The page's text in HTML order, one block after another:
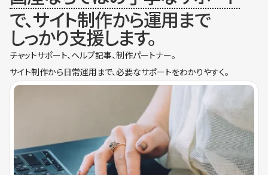
で、サイト制作から運用まで
しっかり支援します。
チャットサポート、ヘルプ記事、制作パートナー。
サイト制作から日常運用まで、必要なサポートをわかりやすく。